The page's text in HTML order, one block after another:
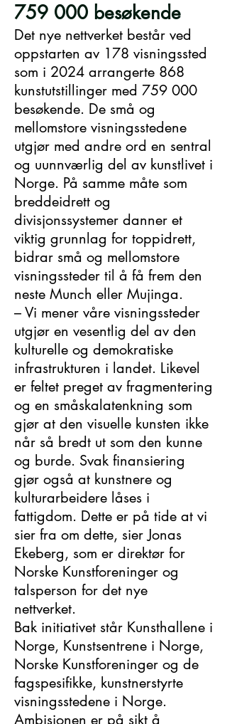
759 000 besøkende
Det nye nettverket består ved
oppstarten av 178 visningssted
som i 2024 arrangerte 868
kunstutstillinger med 759 000
besøkende. De små og
mellomstore visningsstedene
utgjør med andre ord en sentral
og uunnværlig del av kunstlivet i
Norge. På samme måte som
breddeidrett og
divisjonssystemer danner et
viktig grunnlag for toppidrett,
bidrar små og mellomstore
visningssteder til å få frem den
neste Munch eller Mujinga.
– Vi mener våre visningssteder
utgjør en vesentlig del av den
kulturelle og demokratiske
infrastrukturen i landet. Likevel
er feltet preget av fragmentering
og en småskalatenkning som
gjør at den visuelle kunsten ikke
når så bredt ut som den kunne
og burde. Svak finansiering
gjør også at kunstnere og
kulturarbeidere låses i
fattigdom. Dette er på tide at vi
sier fra om dette, sier Jonas
Ekeberg, som er direktør for
Norske Kunstforeninger og
talsperson for det nye
nettverket.
Bak initiativet står Kunsthallene i
Norge, Kunstsentrene i Norge,
Norske Kunstforeninger og de
fagspesifikke, kunstnerstyrte
visningsstedene i Norge.
Ambisjonen er på sikt å